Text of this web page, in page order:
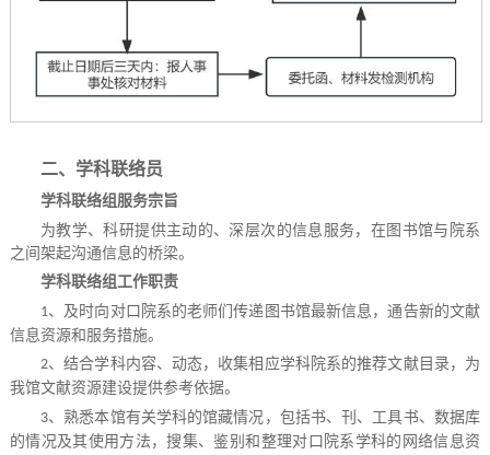
二、学科联络员
学科联络组服务宗旨
为教学、科研提供主动的、深层次的信息服务，在图书馆与院系
之间架起沟通信息的桥梁。
学科联络组工作职责
1、及时向对口院系的老师们传递图书馆最新信息，通告新的文献
信息资源和服务措施。
2、结合学科内容、动态，收集相应学科院系的推荐文献目录，为
我馆文献资源建设提供参考依据。
3、熟悉本馆有关学科的馆藏情况，包括书、刊、工具书、数据库
的情况及其使用方法，搜集、鉴别和整理对口院系学科的网络信息资